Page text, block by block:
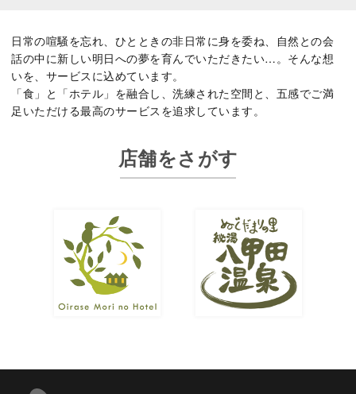
日常の喧騒を忘れ、ひとときの非日常に身を委ね、自然との会
話の中に新しい明日への夢を育んでいただきたい…。そんな想
いを、サービスに込めています。
「食」と「ホテル」を融合し、洗練された空間と、五感でご満
足いただける最高のサービスを追求しています。
店舗をさがす